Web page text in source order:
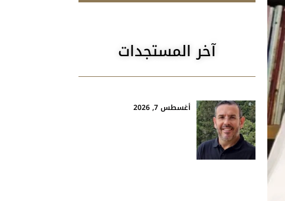
آخر المستجدات
أغسطس 7, 2026